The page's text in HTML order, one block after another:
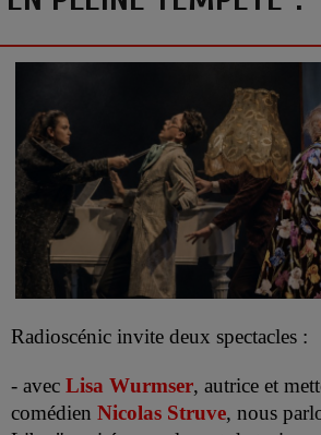
Radioscénic invite deux spectacles :
- avec Lisa Wurmser, autrice et
comédien Nicolas Struve, nous